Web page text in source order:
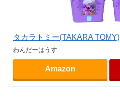
タカラトミー(TAKARA TOMY)
わんだーはうす
Amazon